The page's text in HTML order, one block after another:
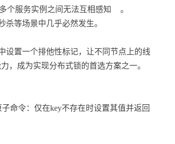
个服务实例之间无法互相感知
。
杀等场景中几乎必然发生。
设置一个排他性标记，让不同节点上的线
，成为实现分布式锁的首选方案之一。
命令：仅在key不存在时设置其值并返回